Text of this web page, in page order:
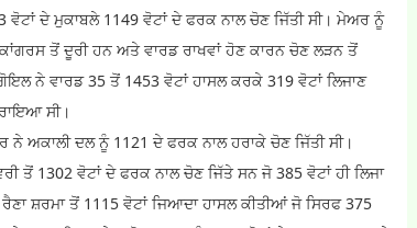
ਦੇ ਮੁਕਾਬਲੇ 1149 ਵੋਟਾਂ ਦੇ ਫਰਕ ਨਾਲ ਚੋਣ ਜਿੱਤੀ ਸੀ। ਮੇਅਰ ਨੂੰ
ਤੋਂ ਦੂਰੀ ਹਨ ਅਤੇ ਵਾਰਡ ਰਾਖਵਾਂ ਹੋਣ ਕਾਰਨ ਚੋਣ ਲੜਨ ਤੋਂ
ਨੇ ਵਾਰਡ 35 ਤੋਂ 1453 ਵੋਟਾਂ ਹਾਸਲ ਕਰਕੇ 319 ਵੋਟਾਂ ਲਿਜਾਣ
ਸੀ।
ਦਲ ਨੂੰ 1121 ਦੇ ਫਰਕ ਨਾਲ ਹਰਾਕੇ ਚੋਣ ਜਿੱਤੀ ਸੀ।
ਤੋਂ 1302 ਵੋਟਾਂ ਦੇ ਫਰਕ ਨਾਲ ਚੋਣ ਜਿੱਤੇ ਸਨ ਜੋ 385 ਵੋਟਾਂ ਹੀ ਲਿਜਾ
ਸ਼ਰਮਾ ਤੋਂ 1115 ਵੋਟਾਂ ਜਿਆਦਾ ਹਾਸਲ ਕੀਤੀਆਂ ਜੋ ਸਿਰਫ 375